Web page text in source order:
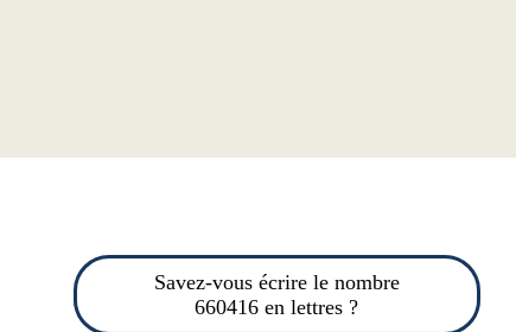
Savez-vous écrire le nombre
660416 en lettres ?